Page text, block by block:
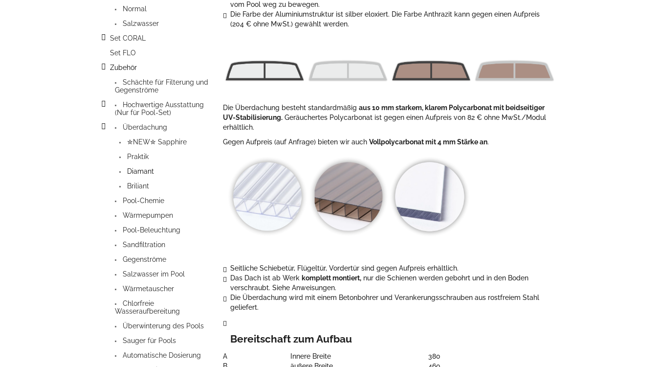
Normal
Salzwasser
Set CORAL
Set FLO
Zubehör
Schächte für Filterung und
Gegenströme
Hochwertige Ausstattung
(Nur für Pool-Set)
Überdachung
✮NEW✮ Sapphire
Praktik
Diamant
Briliant
Pool-Chemie
Wärmepumpen
Pool-Beleuchtung
Sandfiltration
Gegenströme
Salzwasser im Pool
Wärmetauscher
Chlorfreie
Wasseraufbereitung
Überwinterung des Pools
Sauger für Pools
Automatische Dosierung
vom Pool weg zu bewegen.
Die Farbe der Aluminiumstruktur ist silber eloxiert. Die Farbe Anthrazit kann gegen einen Aufpreis
(204 € ohne MwSt.) gewählt werden.
Die Überdachung besteht standardmäßig aus 10 mm starkem, klarem Polycarbonat mit beidseitiger
UV-Stabilisierung. Geräuchertes Polycarbonat ist gegen einen Aufpreis von 82 € ohne MwSt./Modul
erhältlich.
Gegen Aufpreis (auf Anfrage) bieten wir auch Vollpolycarbonat mit 4 mm Stärke an.
Seitliche Schiebetür, Flügeltür, Vordertür sind gegen Aufpreis erhältlich.
Das Dach ist ab Werk komplett montiert, nur die Schienen werden gebohrt und in den Boden
verschraubt. Siehe Anweisungen.
Die Überdachung wird mit einem Betonbohrer und Verankerungsschrauben aus rostfreiem Stahl
geliefert.
Bereitschaft zum Aufbau
A Innere Breite
380